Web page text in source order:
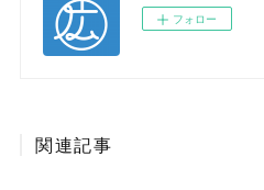
フォロー
関連記事